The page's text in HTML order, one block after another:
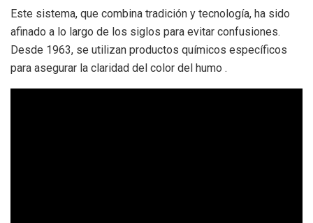
Este sistema, que combina tradición y tecnología, ha sido
afinado a lo largo de los siglos para evitar confusiones.
Desde 1963, se utilizan productos químicos específicos
para asegurar la claridad del color del humo .